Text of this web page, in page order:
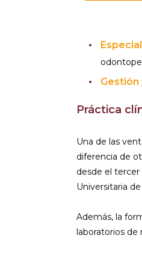
Gestión
Práctica
Una de las
diferencia de
desde el tercer
Universitaria
Además, la
laboratorios de